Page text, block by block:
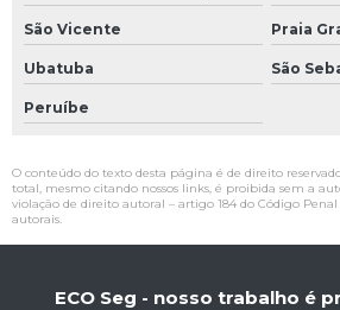
São Vicente Praia
Ubatuba São
Peruíbe
O conteúdo do texto desta página é de direito
total, mesmo citando nossos links, é proibida sem a
violação de direito autoral – artigo 184 do Código Penal
autorais.
ECO Seg - nosso trabalho é